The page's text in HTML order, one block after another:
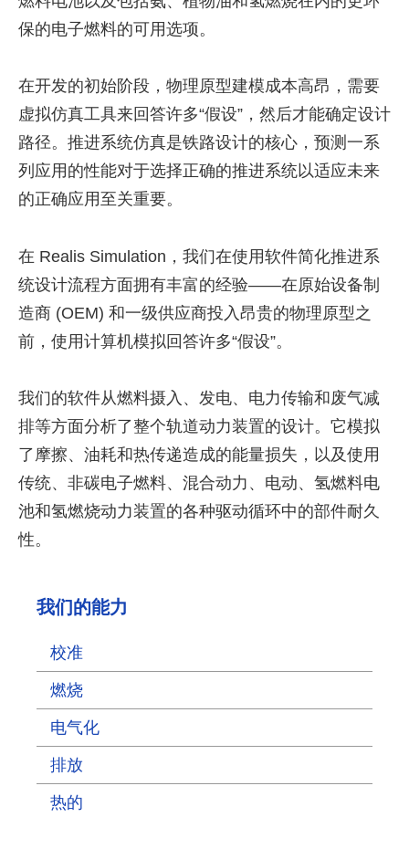
保的电子燃料的可用选项。
在开发的初始阶段，物理原型建模成本高昂，需要
虚拟仿真工具来回答许多“假设”，然后才能确定设计
路径。推进系统仿真是铁路设计的核心，预测一系
列应用的性能对于选择正确的推进系统以适应未来
的正确应用至关重要。
在 Realis Simulation，我们在使用软件简化推进系
统设计流程方面拥有丰富的经验——在原始设备制
造商 (OEM) 和一级供应商投入昂贵的物理原型之
前，使用计算机模拟回答许多“假设”。
我们的软件从燃料摄入、发电、电力传输和废气减
排等方面分析了整个轨道动力装置的设计。它模拟
了摩擦、油耗和热传递造成的能量损失，以及使用
传统、非碳电子燃料、混合动力、电动、氢燃料电
池和氢燃烧动力装置的各种驱动循环中的部件耐久
性。
我们的能力
校准
燃烧
电气化
排放
热的